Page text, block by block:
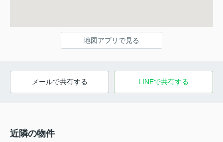
地図アプリで見る
メールで共有する LINEで共有する
近隣の物件